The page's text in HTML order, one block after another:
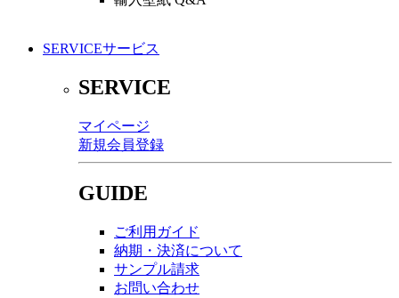
SERVICEサービス
SERVICE
マイページ
新規会員登録
GUIDE
ご利用ガイド
納期・決済について
サンプル請求
お問い合わせ